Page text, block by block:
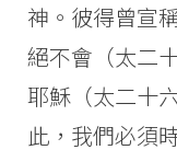
神。彼得曾宣
絕不會（太二
耶穌（太二十
此，我們必須